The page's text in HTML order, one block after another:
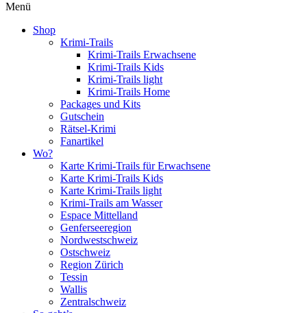
Menü
Shop
Krimi-Trails
Krimi-Trails Erwachsene
Krimi-Trails Kids
Krimi-Trails light
Krimi-Trails Home
Packages und Kits
Gutschein
Rätsel-Krimi
Fanartikel
Wo?
Karte Krimi-Trails für Erwachsene
Karte Krimi-Trails Kids
Karte Krimi-Trails light
Krimi-Trails am Wasser
Espace Mittelland
Genferseeregion
Nordwestschweiz
Ostschweiz
Region Zürich
Tessin
Wallis
Zentralschweiz